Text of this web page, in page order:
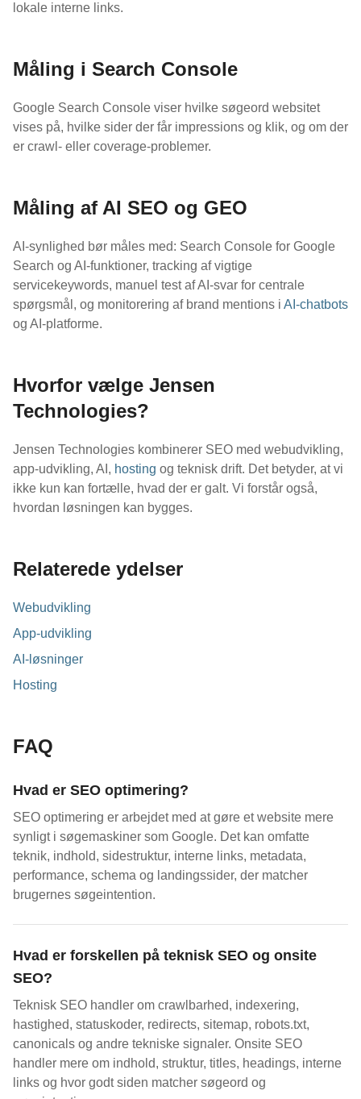
lokale interne links.
Måling i Search Console
Google Search Console viser hvilke søgeord websitet
vises på, hvilke sider der får impressions og klik, og om der
er crawl- eller coverage-problemer.
Måling af AI SEO og GEO
AI-synlighed bør måles med: Search Console for Google
Search og AI-funktioner, tracking af vigtige
servicekeywords, manuel test af AI-svar for centrale
spørgsmål, og monitorering af brand mentions i AI-chatbots
og AI-platforme.
Hvorfor vælge Jensen
Technologies?
Jensen Technologies kombinerer SEO med webudvikling,
app-udvikling, AI, hosting og teknisk drift. Det betyder, at vi
ikke kun kan fortælle, hvad der er galt. Vi forstår også,
hvordan løsningen kan bygges.
Relaterede ydelser
Webudvikling
App-udvikling
AI-løsninger
Hosting
FAQ
Hvad er SEO optimering?
SEO optimering er arbejdet med at gøre et website mere
synligt i søgemaskiner som Google. Det kan omfatte
teknik, indhold, sidestruktur, interne links, metadata,
performance, schema og landingssider, der matcher
brugernes søgeintention.
Hvad er forskellen på teknisk SEO og onsite
SEO?
Teknisk SEO handler om crawlbarhed, indexering,
hastighed, statuskoder, redirects, sitemap, robots.txt,
canonicals og andre tekniske signaler. Onsite SEO
handler mere om indhold, struktur, titles, headings, interne
links og hvor godt siden matcher søgeord og